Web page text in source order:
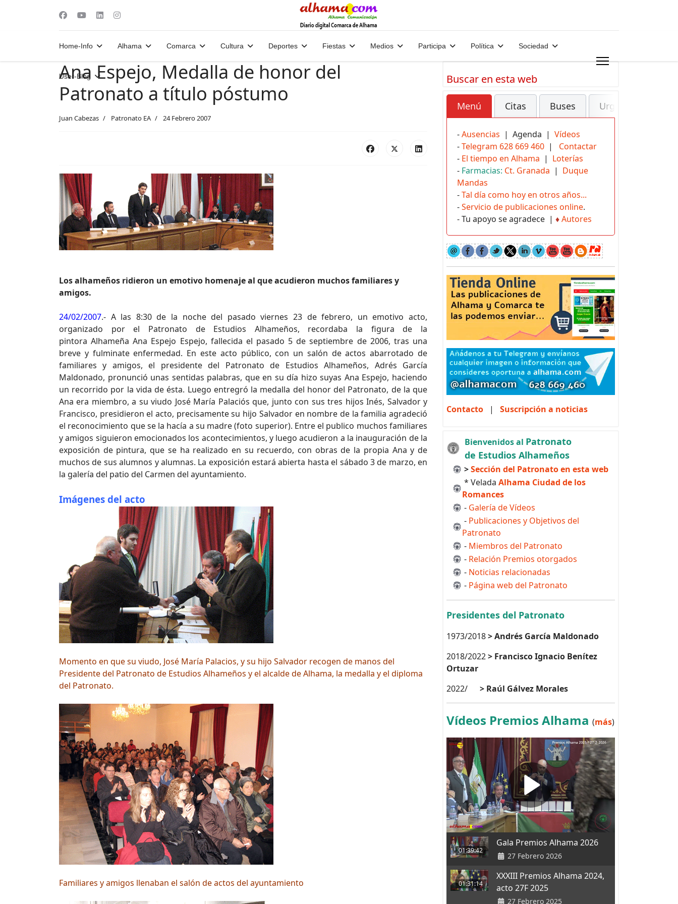
Home-Info Alhama Comarca Cultura Deportes Fiestas Medios Participa Política Sociedad
User-Blog
Ana Espejo, Medalla de honor del
Patronato a título póstumo
Juan Cabezas Patronato EA 24 Febrero 2007
Los alhameños ridieron un emotivo homenaje al que acudieron muchos familiares y
amigos.
24/02/2007.- A las 8:30 de la noche del pasado viernes 23 de febrero, un emotivo acto,
organizado por el Patronato de Estudios Alhameños, recordaba la figura de la
pintora Alhameña Ana Espejo Espejo, fallecida el pasado 5 de septiembre de 2006, tras una
breve y fulminate enfermedad. En este acto público, con un salón de actos abarrotado de
familiares y amigos, el presidente del Patronato de Estudios Alhameños, Adrés García
Maldonado, pronunció unas sentidas palabras, que en su día hizo suyas Ana Espejo, haciendo
un recorrido por la vida de ésta. Luego entregró la medalla del honor del Patronato, de la que
Ana era miembro, a su viudo José María Palaciós que, junto con sus tres hijos Inés, Salvador y
Francisco, presidieron el acto, precisamente su hijo Salvador en nombre de la familia agradeció
el reconocimiento que se la hacía a su madre (foto superior). Entre el publico muchos familiares
y amigos siguieron emocionados los acontecimientos, y luego acudieron a la inauguración de la
exposición de pintura, que se ha realizado en su recuerdo, con obras de la propia Ana y de
muchos de sus alumnos y alumnas. La exposición estará abierta hasta el sábado 3 de marzo, en
la galería del patio del Carmen del ayuntamiento.
Imágenes del acto
Momento en que su viudo, José María Palacios, y su hijo Salvador recogen de manos del
Presidente del Patronato de Estudios Alhameños y el alcalde de Alhama, la medalla y el diploma
del Patronato.
Familiares y amigos llenaban el salón de actos del ayuntamiento
Buscar en esta web
Menú Citas Buses Urgencias
-Ausencias | Agenda | Vídeos
-Telegram 628 669 460 | Contactar
- El tiempo en Alhama | Loterías
- Farmacias: Ct. Granada | Duque
Mandas
-Tal día como hoy en otros años...
-Servicio de publicaciones online.
- Tu apoyo se agradece | ♦Autores
Contacto | Suscripción a noticias
Bienvenidos al Patronato
de Estudios Alhameños
>Sección del Patronato en esta web
* Velada Alhama Ciudad de los
Romances
- Galería de Vídeos
- Publicaciones y Objetivos del
Patronato
- Miembros del Patronato
- Relación Premios otorgados
- Noticias relacionadas
- Página web del Patronato
Presidentes del Patronato
1973/2018> Andrés García Maldonado
2018/2022> Francisco Ignacio Benítez
Ortuzar
2022/
> Raúl Gálvez Morales
Vídeos Premios Alhama (más)
01:39:42
Gala Premios Alhama 2026
27 Febrero 2026
01:31:14
XXXIII Premios Alhama 2024,
acto 27F 2025
27 Febrero 2025